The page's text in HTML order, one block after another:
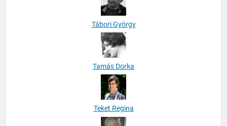
Tábori György
Tamás Dorka
Teket Regina